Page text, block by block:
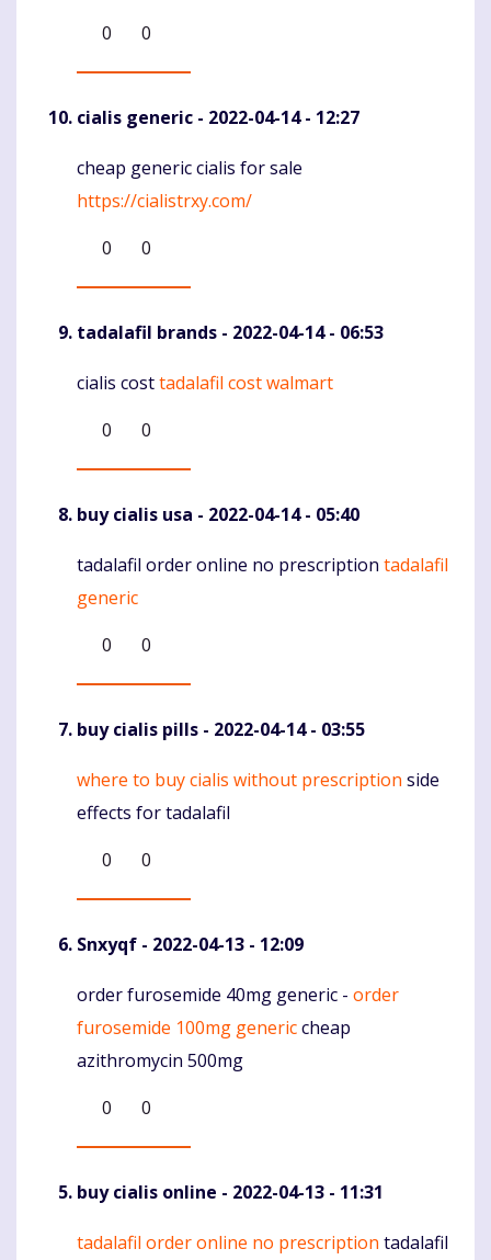
0
0
cialis generic - 2022-04-14 - 12:27
Komentaras
cheap generic cialis for sale
https://cialistrxy.com/
0
0
tadalafil brands - 2022-04-14 - 06:53
Komentaras
cialis costtadalafil cost walmart
0
0
buy cialis usa - 2022-04-14 - 05:40
Komentaras
tadalafil order online no prescription tadalafil
generic
0
0
buy cialis pills - 2022-04-14 - 03:55
Komentaras
where to buy cialis without prescription side
effects for tadalafil
0
0
Snxyqf - 2022-04-13 - 12:09
Komentaras
order furosemide 40mg generic - order
furosemide 100mg genericcheap
azithromycin 500mg
0
0
buy cialis online - 2022-04-13 - 11:31
Komentaras
tadalafil order online no prescription tadalafil